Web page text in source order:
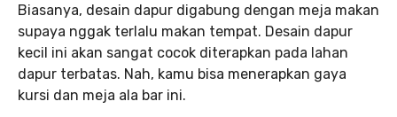
Biasanya, desain dapur digabung dengan meja makan
supaya nggak terlalu makan tempat. Desain dapur
kecil ini akan sangat cocok diterapkan pada lahan
dapur terbatas. Nah, kamu bisa menerapkan gaya
kursi dan meja ala bar ini.